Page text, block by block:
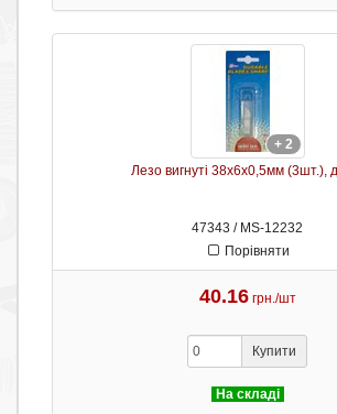
+ 2
Лезо вигнуті 38х6х0,5мм (3шт.),
47343 / MS-12232
Порівняти
40.16 грн./шт
Купити
На складі